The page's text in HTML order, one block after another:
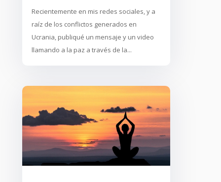
Recientemente en mis redes sociales, y a
raíz de los conflictos generados en
Ucrania, publiqué un mensaje y un video
llamando a la paz a través de la...